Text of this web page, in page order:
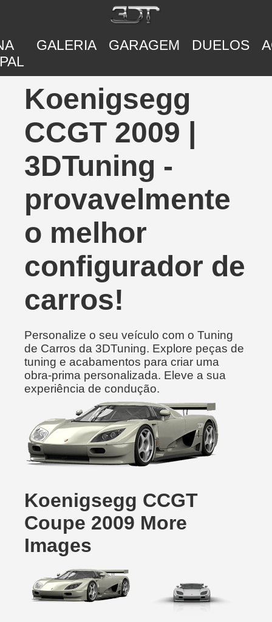
GALERIA GARAGEM DUELOS
Koenigsegg
CCGT 2009 |
3DTuning -
provavelmente
o melhor
configurador de
carros!
Personalize o seu veículo com o Tuning
de Carros da 3DTuning. Explore peças de
tuning e acabamentos para criar uma
obra-prima personalizada. Eleve a sua
experiência de condução.
Koenigsegg CCGT
Coupe 2009 More
Images